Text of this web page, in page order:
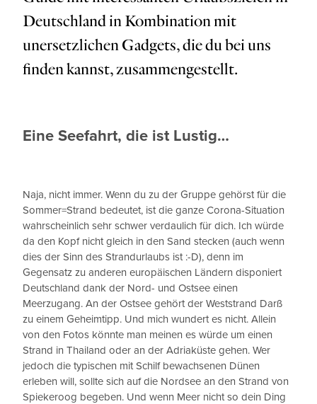
Deutschland in Kombination mit
unersetzlichen Gadgets, die du bei uns
finden kannst, zusammengestellt.
Eine Seefahrt, die ist Lustig…
Naja, nicht immer. Wenn du zu der Gruppe gehörst für die
Sommer=Strand bedeutet, ist die ganze Corona-Situation
wahrscheinlich sehr schwer verdaulich für dich. Ich würde
da den Kopf nicht gleich in den Sand stecken (auch wenn
dies der Sinn des Strandurlaubs ist :-D), denn im
Gegensatz zu anderen europäischen Ländern disponiert
Deutschland dank der Nord- und Ostsee einen
Meerzugang. An der Ostsee gehört der Weststrand Darß
zu einem Geheimtipp. Und mich wundert es nicht. Allein
von den Fotos könnte man meinen es würde um einen
Strand in Thailand oder an der Adriaküste gehen. Wer
jedoch die typischen mit Schilf bewachsenen Dünen
erleben will, sollte sich auf die Nordsee an den Strand von
Spiekeroog begeben. Und wenn Meer nicht so dein Ding